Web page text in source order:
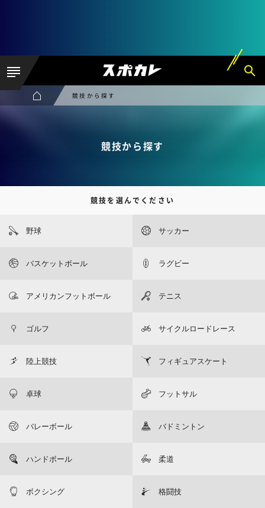
競技から探す
競技から探す
競技を選んでください
野球 サッカー
バスケットボール ラグビー
アメリカンフットボール テニス
ゴルフ サイクルロードレース
陸上競技 フィギュアスケート
卓球 フットサル
バレーボール バドミントン
ハンドボール 柔道
ボクシング 格闘技